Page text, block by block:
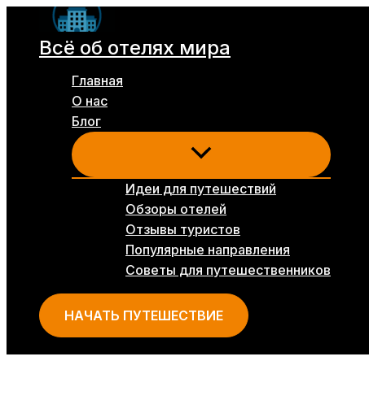
Перейти
содержимому
Всё об отелях мира
Главная
О нас
Блог
Идеи для путешествий
Обзоры отелей
Отзывы туристов
Популярные направления
Советы для путешественников
НАЧАТЬ ПУТЕШЕСТВИЕ